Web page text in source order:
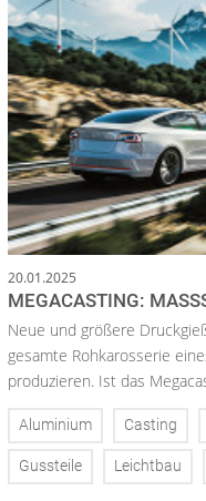
20.01.2025
MEGACASTING:
Neue und größere
gesamte Rohkarosserie
produzieren. Ist das
Aluminium Casting
Gussteile Leichtbau